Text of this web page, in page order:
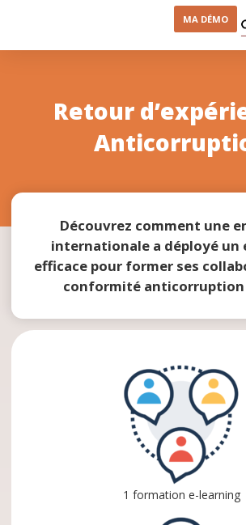
MA DÉMO
Retour
Découvrez comment une
internationale a déployé un
efficace pour former ses
conformité anticorruption
1 formation e-learning